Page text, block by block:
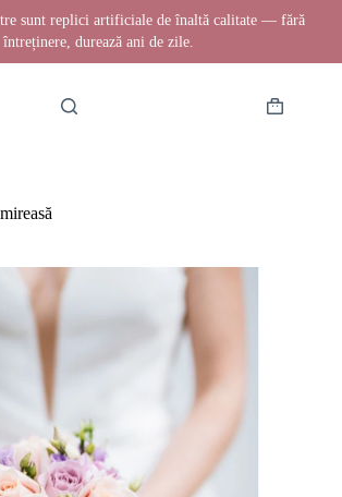
sunt replici artificiale de înaltă calitate — fără
întreținere, durează ani de zile.
Coș